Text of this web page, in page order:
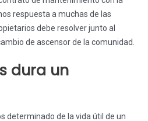
respuesta a muchas de las
debe resolver junto al
de ascensor de la comunidad.
dura un
determinado de la vida útil de un